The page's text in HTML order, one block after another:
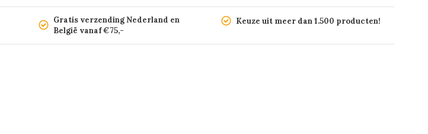
Gratis verzending Nederland en
België vanaf €75,-
Keuze uit meer dan 1.500 producten!